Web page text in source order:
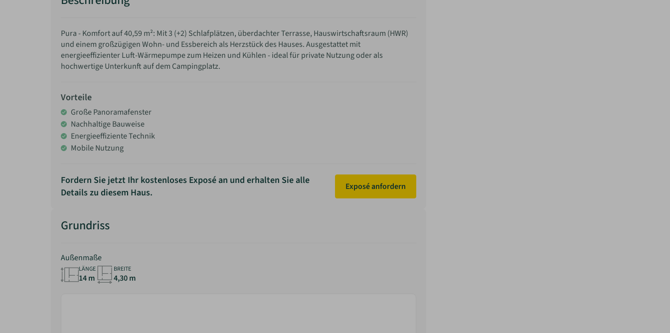
Pura - Komfort auf 40,59 m²: Mit 3 (+2) Schlafplätzen, überdachter Terrasse, Hauswirtschaftsraum (HWR)
und einem großzügigen Wohn- und Essbereich als Herzstück des Hauses. Ausgestattet mit
energieeffizienter Luft-Wärmepumpe zum Heizen und Kühlen - ideal für private Nutzung oder als
hochwertige Unterkunft auf dem Campingplatz.
Vorteile
Große Panoramafenster
Nachhaltige Bauweise
Energieeffiziente Technik
Mobile Nutzung
Fordern Sie jetzt Ihr kostenloses Exposé an und erhalten Sie alle
Details zu diesem Haus.
Exposé anfordern
Grundriss
Außenmaße
LÄNGE
14 m
BREITE
4,30 m